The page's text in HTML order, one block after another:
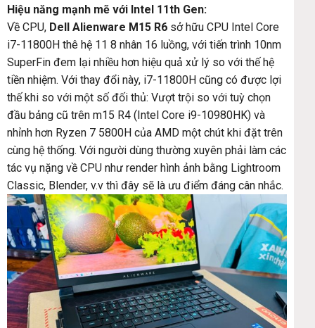
Hiệu năng mạnh mẽ với Intel 11th Gen:
Về CPU, Dell Alienware M15 R6 sở hữu CPU Intel Core
i7-11800H thê hệ 11 8 nhân 16 luồng, với tiến trình 10nm
SuperFin đem lại nhiều hơn hiệu quả xử lý so với thế hệ
tiền nhiệm. Với thay đổi này, i7-11800H cũng có được lợi
thế khi so với một số đối thủ: Vượt trội so với tuỳ chọn
đầu bảng cũ trên m15 R4 (Intel Core i9-10980HK) và
nhỉnh hơn Ryzen 7 5800H của AMD một chút khi đặt trên
cùng hệ thống. Với người dùng thường xuyên phải làm các
tác vụ nặng về CPU như render hình ảnh bằng Lightroom
Classic, Blender, v.v thì đây sẽ là ưu điểm đáng cân nhắc.